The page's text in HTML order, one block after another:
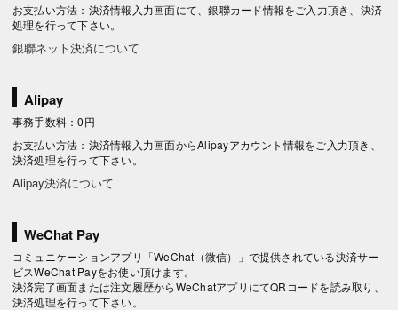
お支払い方法：決済情報入力画面にて、銀聯カード情報をご入力頂き、決済
処理を行って下さい。
銀聯ネット決済について
Alipay
事務手数料：0円
お支払い方法：決済情報入力画面からAlipayアカウント情報をご入力頂き、
決済処理を行って下さい。
Alipay決済について
WeChat Pay
コミュニケーションアプリ「WeChat（微信）」で提供されている決済サー
ビスWeChat Payをお使い頂けます。
決済完了画面または注文履歴からWeChatアプリにてQRコードを読み取り、
決済処理を行って下さい。